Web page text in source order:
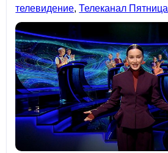
телевидение,Телеканал Пятница